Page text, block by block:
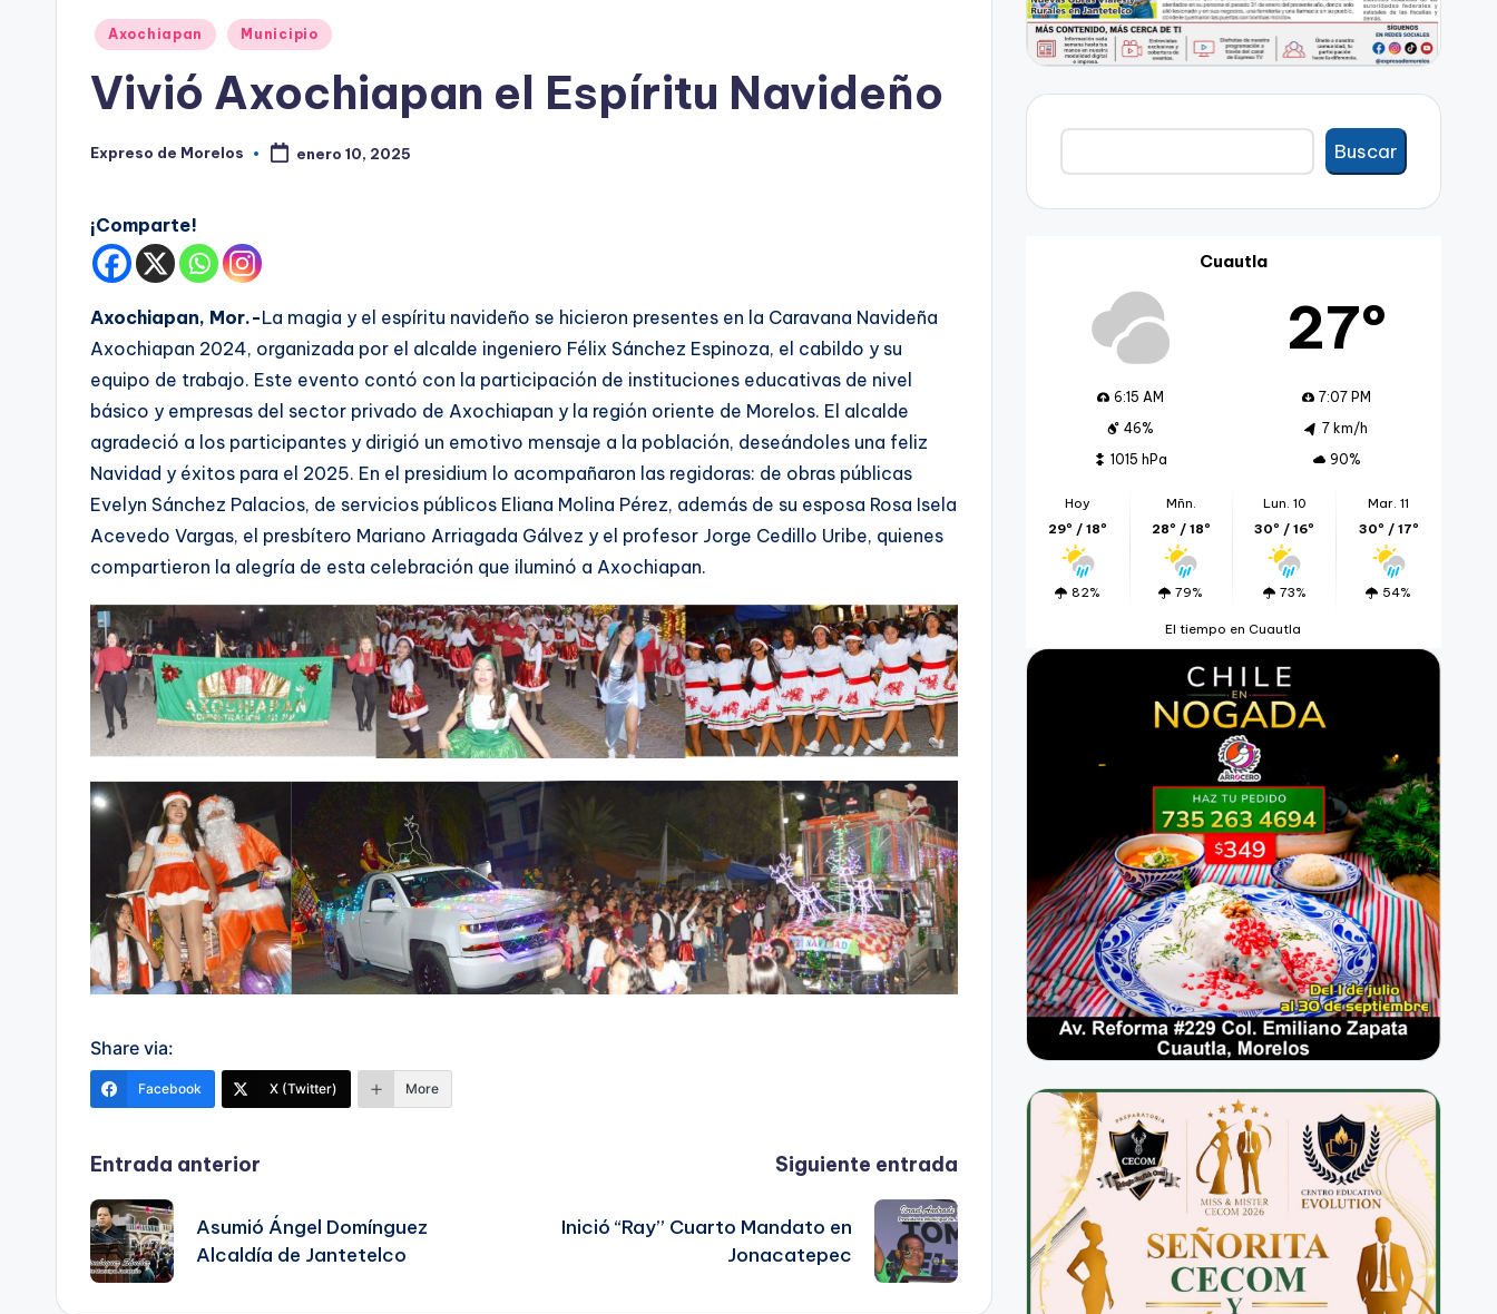
Publicado
Axochiapan Municipio
Vivió Axochiapan el Espíritu Navideño
Publicado
Expreso de Morelos enero 10, 2025
¡Comparte!
Axochiapan, Mor.-La magia y el espíritu navideño se hicieron presentes en la Caravana Navideña
Axochiapan 2024, organizada por el alcalde ingeniero Félix Sánchez Espinoza, el cabildo y su
equipo de trabajo. Este evento contó con la participación de instituciones educativas de nivel
básico y empresas del sector privado de Axochiapan y la región oriente de Morelos. El alcalde
agradeció a los participantes y dirigió un emotivo mensaje a la población, deseándoles una feliz
Navidad y éxitos para el 2025. En el presidium lo acompañaron las regidoras: de obras públicas
Evelyn Sánchez Palacios, de servicios públicos Eliana Molina Pérez, además de su esposa Rosa Isela
Acevedo Vargas, el presbítero Mariano Arriagada Gálvez y el profesor Jorge Cedillo Uribe, quienes
compartieron la alegría de esta celebración que iluminó a Axochiapan.
Share via:
Facebook X (Twitter) More
Navegación
de
entradas
Entrada anterior
Asumió Ángel Domínguez
Alcaldía de Jantetelco
Siguiente entrada
Inició “Ray” Cuarto Mandato en
Jonacatepec
Buscar
Buscar
Cuautla
27º
6:15 AM
7:07 PM
46%
7 km/h
1015 hPa
90%
Hoy
29º / 18º
82%
Mñn.
28º / 18º
79%
Lun. 10
30º / 16º
73%
Mar. 11
30º / 17º
54%
El tiempo en Cuautla